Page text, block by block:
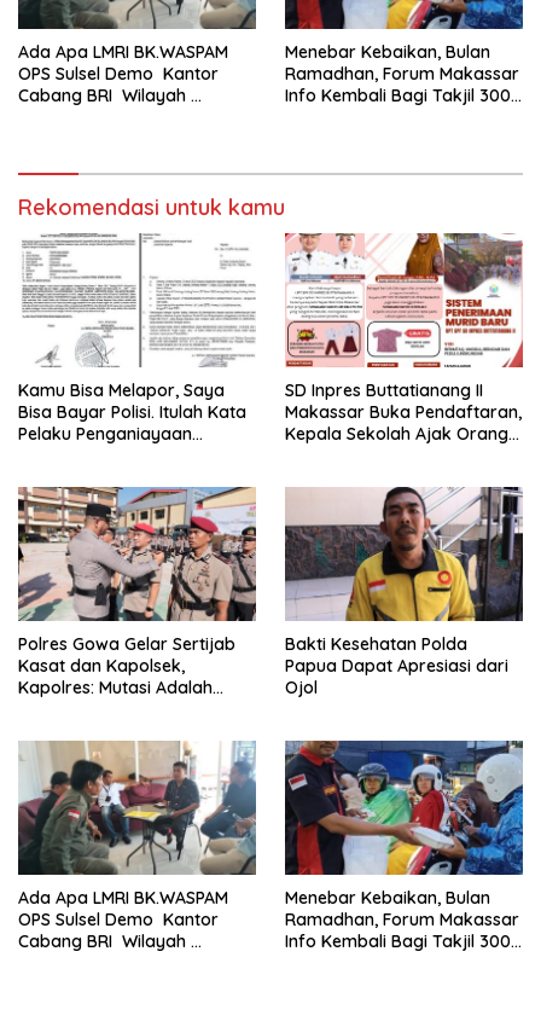
Ada Apa LMRI BK.WASPAM
OPS Sulsel Demo Kantor
Cabang BRI Wilayah
Menebar Kebaikan, Bulan
Ramadhan, Forum Makassar
Info Kembali Bagi Takjil 300
Rekomendasi untuk kamu
Kamu Bisa Melapor, Saya
Bisa Bayar Polisi. Itulah Kata
Pelaku Penganiayaan
Ini Belum Di Tangkap
SD Inpres Buttatianang II
Makassar Buka Pendaftaran,
Kepala Sekolah Ajak Orang
Polres Gowa Gelar Sertijab
Kasat dan Kapolsek,
Kapolres: Mutasi Adalah
Bakti Kesehatan Polda
Papua Dapat Apresiasi dari
Ojol
Ada Apa LMRI BK.WASPAM
OPS Sulsel Demo Kantor
Cabang BRI Wilayah
Menebar Kebaikan, Bulan
Ramadhan, Forum Makassar
Info Kembali Bagi Takjil 300